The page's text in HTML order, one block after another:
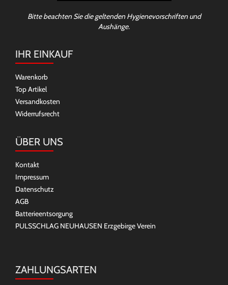
Bitte beachten Sie die geltenden Hygienevorschriften und
Aushänge.
IHR EINKAUF
Warenkorb
Top Artikel
Versandkosten
Widerrufsrecht
ÜBER UNS
Kontakt
Impressum
Datenschutz
AGB
Batterieentsorgung
PULSSCHLAG NEUHAUSEN Erzgebirge Verein
ZAHLUNGSARTEN